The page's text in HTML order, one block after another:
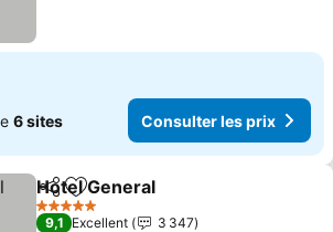
6 sites Consulter les prix
PartagerAjouter à mes favoris
Hotel General
5 Étoiles
9,1 Excellent
3 347